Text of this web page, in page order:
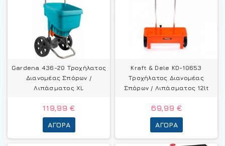
Gardena 436-20 Τροχήλατος
Διανομέας Σπόρων /
Λιπάσματος XL
119,99 €
ΑΓΟΡΆ
Kraft & Dele KD-10653
Τροχήλατος Διανομέας
Σπόρων / Λιπάσματος 12lt
69,99 €
ΑΓΟΡΆ